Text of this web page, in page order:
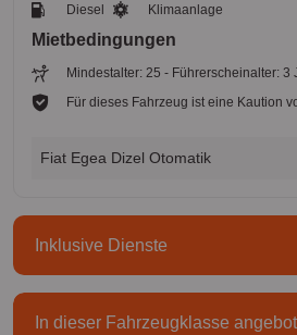
Diesel
Klimaanlage
Mietbedingungen
Mindestalter: 25 - Führerscheinalter: 3
Für dieses Fahrzeug ist eine Kaution
Fiat Egea Dizel Otomatik
Inklusive Dienste
In dieser Fahrzeugklasse